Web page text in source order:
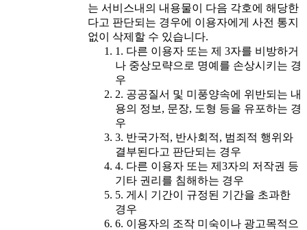
는 서비스내의 내용물이 다음 각호에 해당한
다고 판단되는 경우에 이용자에게 사전 통지
없이 삭제할 수 있습니다.
1. 다른 이용자 또는 제 3자를 비방하거
나 중상모략으로 명예를 손상시키는 경
우
2. 공공질서 및 미풍양속에 위반되는 내
용의 정보, 문장, 도형 등을 유포하는 경
우
3. 반국가적, 반사회적, 범죄적 행위와
결부된다고 판단되는 경우
4. 다른 이용자 또는 제3자의 저작권 등
기타 권리를 침해하는 경우
5. 게시 기간이 규정된 기간을 초과한
경우
6. 이용자의 조작 미숙이나 광고목적으